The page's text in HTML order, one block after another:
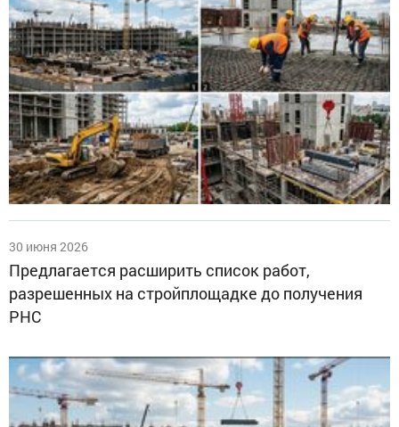
30 июня 2026
Предлагается расширить список работ,
разрешенных на стройплощадке до получения
РНС